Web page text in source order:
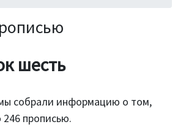
шесть
собрали информацию о том,
прописью.